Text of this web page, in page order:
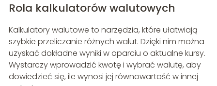
Rola kalkulatorów walutowych
Kalkulatory walutowe to narzędzia, które ułatwiają
szybkie przeliczanie różnych walut. Dzięki nim można
uzyskać dokładne wyniki w oparciu o aktualne kursy.
Wystarczy wprowadzić kwotę i wybrać walutę, aby
dowiedzieć się, ile wynosi jej równowartość w innej